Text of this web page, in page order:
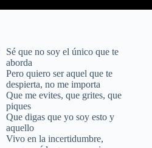
Sé que no soy el único que te
aborda
Pero quiero ser aquel que te
despierta, no me importa
Que me evites, que grites, que
piques
Que digas que yo soy esto y
aquello
Vivo en la incertidumbre,